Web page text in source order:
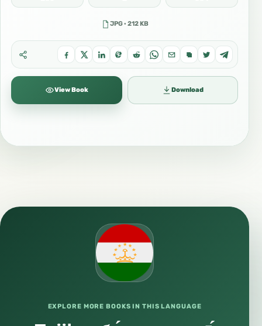
JPG · 212 KB
View Book Download
EXPLORE MORE BOOKS IN THIS LANGUAGE